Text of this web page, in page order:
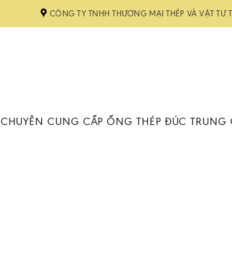
CÔNG TY TNHH THƯƠNG MẠI THÉP VÀ VẬT TƯ
CHUYÊN CUNG CẤP ỐNG THÉP ĐÚC